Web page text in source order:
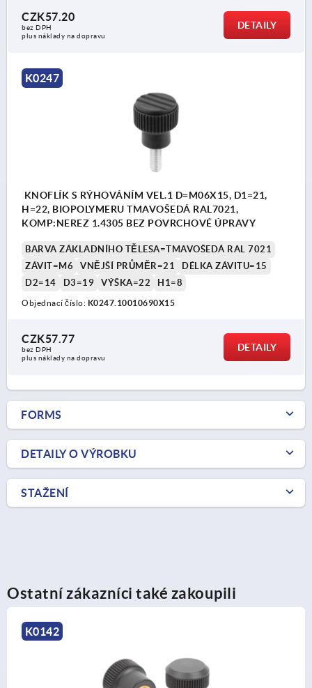
CZK57.20
bez DPH
plus náklady na dopravu
DETAILY
K0247
KNOFLÍK S RÝHOVÁNÍM VEL.1 D=M06X15, D1=21,
H=22, BIOPOLYMERU TMAVOŠEDÁ RAL7021,
KOMP:NEREZ 1.4305 BEZ POVRCHOVÉ ÚPRAVY
BARVA ZÁKLADNÍHO TĚLESA=TMAVOŠEDÁ RAL 7021
ZÁVIT=M6
VNĚJŠÍ PRŮMĚR=21
DÉLKA ZÁVITU=15
D2=14
D3=19 VÝŠKA=22 H1=8
Objednací číslo: K0247.10010690X15
CZK57.77
bez DPH
plus náklady na dopravu
DETAILY
FORMS
DETAILY O VÝROBKU
STAŽENÍ
Ostatní zákazníci také zakoupili